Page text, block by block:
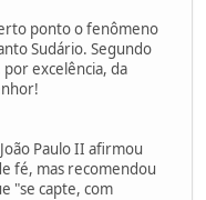
ponto o fenômeno
Sudário. Segundo
por excelência, da
Paulo II afirmou
fé, mas recomendou
"se capte, com